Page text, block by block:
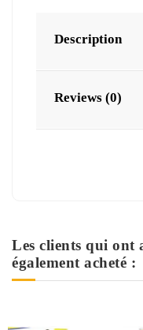
Description
Reviews (0)
Les clients qui ont
également acheté :